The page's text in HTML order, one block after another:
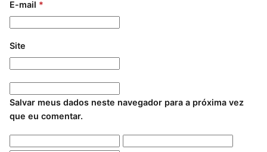
E-mail *
Site
Salvar meus dados neste navegador para a próxima vez
que eu comentar.